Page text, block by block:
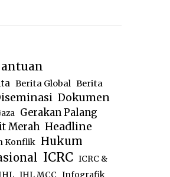
Berita Global Berita
Dokumen
Gerakan Palang
Merah Headline
Konflik Hukum
ICRC ICRC &
IHL MCC Infografik